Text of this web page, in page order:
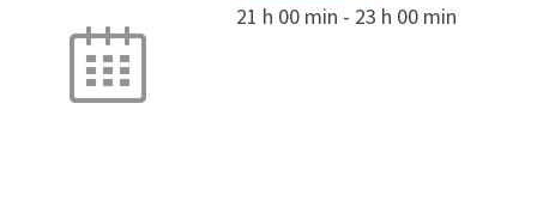
21 h 00 min - 23 h 00 min